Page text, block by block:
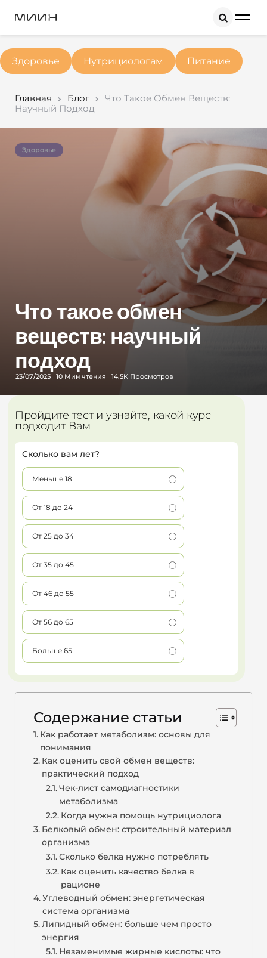
Здоровье Нутрициологам Питание
Главная Блог
Что Такое Обмен Веществ:
Научный Подход
Здоровье
Что такое обмен
веществ: научный
подход
23/07/2025 10 Мин чтения 14.5K Просмотров
Пройдите тест и узнайте, какой курс
подходит Вам
Сколько вам лет?
Меньше 18
От 18 до 24
От 25 до 34
От 35 до 45
От 46 до 55
От 56 до 65
Больше 65
Содержание статьи
Как работает метаболизм: основы для
понимания
Как оценить свой обмен веществ:
практический подход
Чек-лист самодиагностики
метаболизма
Когда нужна помощь нутрициолога
Белковый обмен: строительный материал
организма
Сколько белка нужно потреблять
Как оценить качество белка в
рационе
Углеводный обмен: энергетическая
система организма
Липидный обмен: больше чем просто
энергия
Незаменимые жирные кислоты: что